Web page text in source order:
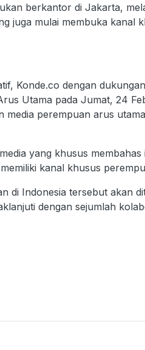
berkantor di Jakarta,
juga mulai membuka kanal
Konde.co dengan
Utama pada Jumat, 24
perempuan arus
yang khusus
kanal khusus
di Indonesia tersebut akan
dengan sejumlah